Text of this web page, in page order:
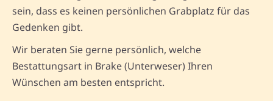
sein, dass es keinen persönlichen Grabplatz für das
Gedenken gibt.
Wir beraten Sie gerne persönlich, welche
Bestattungsart in Brake (Unterweser) Ihren
Wünschen am besten entspricht.